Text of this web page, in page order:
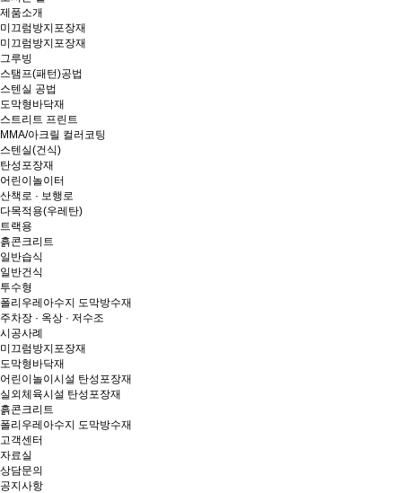
제품소개
미끄럼방지포장재
미끄럼방지포장재
그루빙
스탬프(패턴)공법
스텐실 공법
도막형바닥재
스트리트 프린트
MMA/아크릴 컬러코팅
스텐실(건식)
탄성포장재
어린이놀이터
산책로 · 보행로
다목적용(우레탄)
트랙용
흙콘크리트
일반습식
일반건식
투수형
폴리우레아수지 도막방수재
주차장 · 옥상 · 저수조
시공사례
미끄럼방지포장재
도막형바닥재
어린이놀이시설 탄성포장재
실외체육시설 탄성포장재
흙콘크리트
폴리우레아수지 도막방수재
고객센터
자료실
상담문의
공지사항